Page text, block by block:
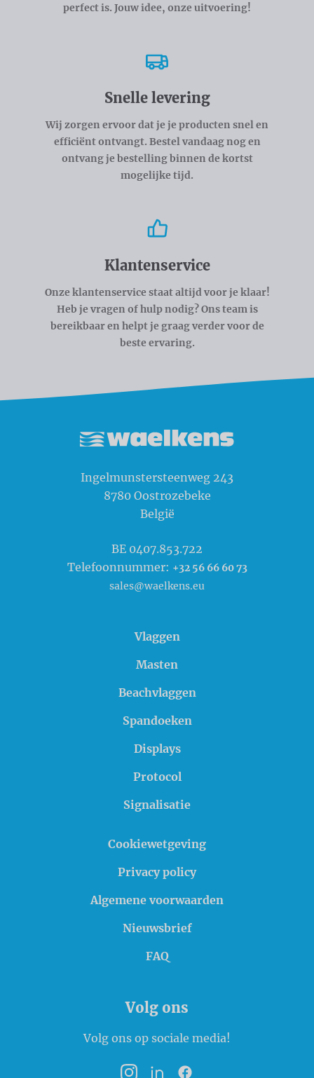
perfect is. Jouw idee, onze uitvoering!
Snelle levering
Wij zorgen ervoor dat je je producten snel en
efficiënt ontvangt. Bestel vandaag nog en
ontvang je bestelling binnen de kortst
mogelijke tijd.
Klantenservice
Onze klantenservice staat altijd voor je klaar!
Heb je vragen of hulp nodig? Ons team is
bereikbaar en helpt je graag verder voor de
beste ervaring.
Ingelmunstersteenweg 243
8780 Oostrozebeke
België
BE 0407.853.722
Telefoonnummer: +32 56 66 60 73
sales@waelkens.eu
Vlaggen
Masten
Beachvlaggen
Spandoeken
Displays
Protocol
Signalisatie
Cookiewetgeving
Privacy policy
Algemene voorwaarden
Nieuwsbrief
FAQ
Volg ons
Volg ons op sociale media!